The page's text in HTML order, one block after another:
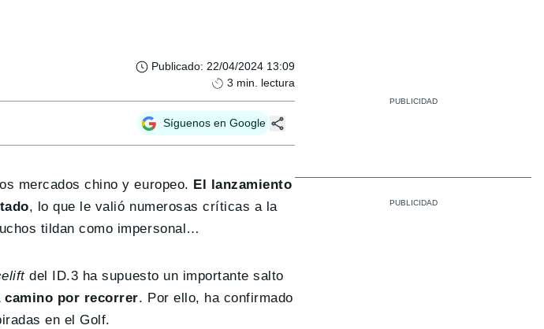
Publicado: 22/04/2024 13:09
3 min. lectura
Síguenos en Google
mercados chino y europeo. El lanzamiento
, lo que le valió numerosas críticas a la
tildan como impersonal…
del ID.3 ha supuesto un importante salto
camino por recorrer. Por ello, ha confirmado
en el Golf.